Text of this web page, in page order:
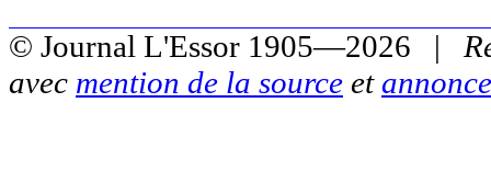
© Journal L'Essor 1905—2026 |
avec mention de la source et